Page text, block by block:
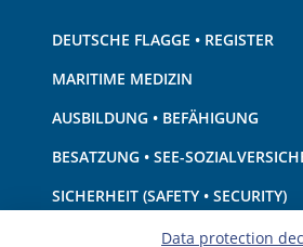
DEUTSCHE FLAGGE • REGISTER
MARITIME MEDIZIN
AUSBILDUNG • BEFÄHIGUNG
BESATZUNG • SEE-
SICHERHEIT (SAFETY • SECURITY)
SCHIFF • AUSRÜSTUNGData protection